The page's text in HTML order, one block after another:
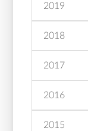
2019
2018
2017
2016
2015